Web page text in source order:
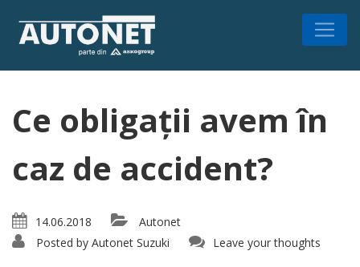
Ce obligații avem în
caz de accident?
14.06.2018
Autonet
Posted by Autonet Suzuki Leave your thoughts